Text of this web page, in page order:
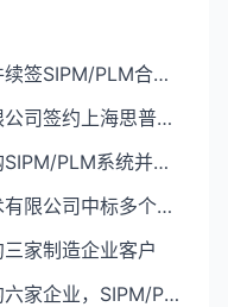
伯特利与思普软件续签SIPM/PLM合作协议
浙江西菱股份有限公司签约上海思普部署SIPM/PLM系统
靖江亚泰罐箱增购SIPM/PLM系统并签约维护合同
上海思普信息技术有限公司中标多个PLM项目，深化制造业数字化转型服务
家制造企业客户
思普软件单日签约六家企业，SIPM/PLM持续渗透制造业